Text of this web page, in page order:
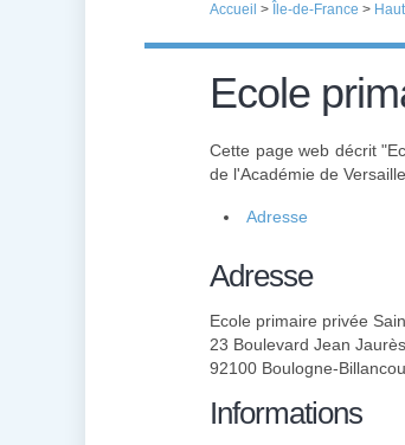
Accueil > Île-de-France >
Ecole
Cette page web décrit
de l'Académie de
Adresse
Adresse
Ecole primaire privée
23 Boulevard Jean Jaurès
92100 Boulogne-
Informations